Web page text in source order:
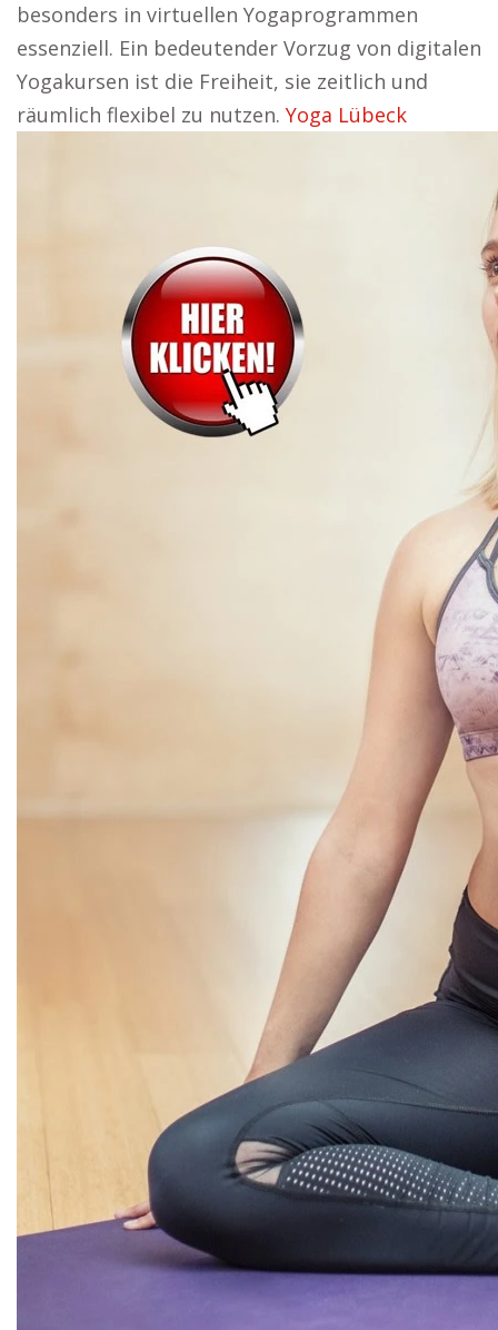
besonders in virtuellen Yogaprogrammen
essenziell. Ein bedeutender Vorzug von digitalen
Yogakursen ist die Freiheit, sie zeitlich und
räumlich flexibel zu nutzen. Yoga Lübeck